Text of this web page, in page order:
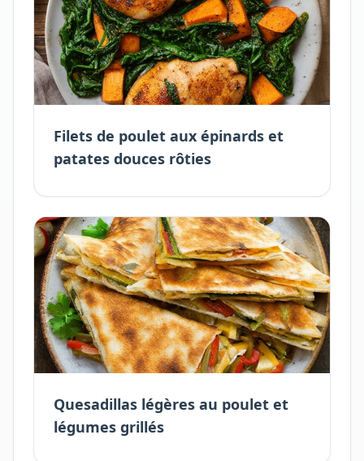
Filets de poulet aux épinards et
patates douces rôties
Quesadillas légères au poulet et
légumes grillés